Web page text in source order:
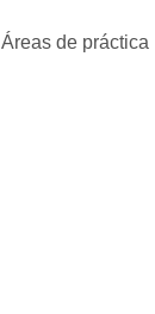
Áreas de práctica